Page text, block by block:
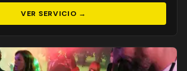
VER SERVICIO →